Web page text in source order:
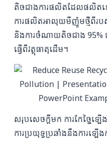
តិចជាងការផលិតដែលផលិតឡ
ការផលិតអាលុយមីញ៉ូមថ្មីពីរប
និងការចំណាយតិចជាង
ធ្វើពីវត្ថុធាតុដើម។
សរុបសេចក្ដីមក ការកែច្នៃឡ
ការប្រយុទ្ធប្រឆាំងនឹងការឡ